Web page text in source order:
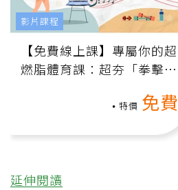
【免費線上課】專屬你的超
燃脂體育課：超夯「拳擊有
特價 免費
影片課程
延伸閱讀